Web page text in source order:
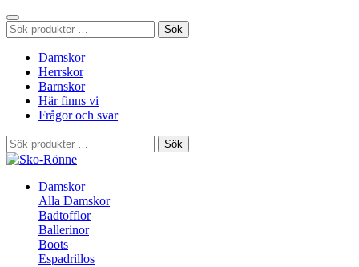
Sök
efter:
Sök
Damskor
Herrskor
Barnskor
Här finns vi
Frågor och svar
Sök
efter:
Sök
Damskor
Alla Damskor
Badtofflor
Ballerinor
Boots
Espadrillos